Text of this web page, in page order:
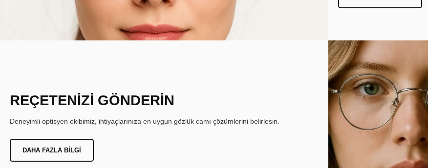
REÇETENİZİ GÖNDERİN
Deneyimli optisyen ekibimiz, ihtiyaçlarınıza en uygun gözlük camı çözümlerini belirlesin.
DAHA FAZLA BILGI